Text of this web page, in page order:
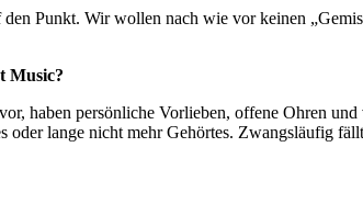
Punkt. Wir wollen nach wie vor keinen
Music?
haben persönliche Vorlieben, offene Ohren
oder lange nicht mehr Gehörtes. Zwangsläufig